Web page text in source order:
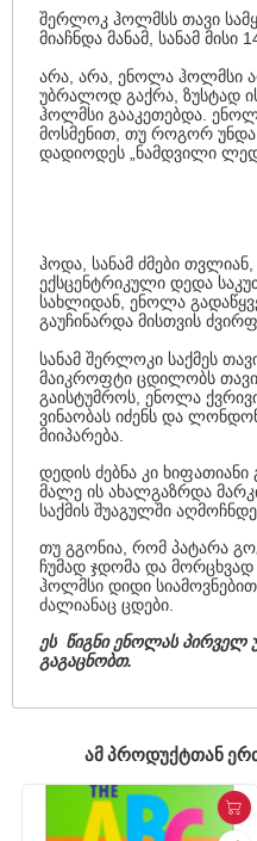
შერლოკ ჰოლმსს თავი
მიაჩნდა მანამ, სანამ
არა, არა, ენოლა ჰოლმსი
უბრალოდ გაქრა, ზუსტად
ჰოლმსი გააკეთებდა.
მოსმენით, თუ როგორ უნდა
დადიოდეს „ნამდვილი
ჰოდა, სანამ ძმები
ექსცენტრიკული დედა
სახლიდან, ენოლა
გაუჩინარდა მისთვის
სანამ შერლოკი საქმეს
მაიკროფტი ცდილობს
გაისტუმროს, ენოლა
ვინაობას იძენს და
მიიპარება.
დედის ძებნა კი
მალე ის ახალგაზრდა
საქმის შუაგულში
თუ გგონია, რომ პატარა
ჩუმად ჯდომა და მორცხვად
ჰოლმსი დიდი
ძალიანაც ცდები.
ეს წიგნი ენოლას პირველ
გაგაცნობთ.
ᲐᲛ ᲞᲠᲝᲓᲣᲥᲢᲗᲐᲜ